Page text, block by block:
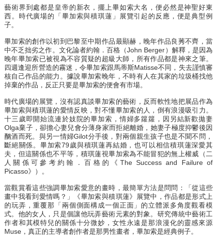
藝術界到處都是皇帝的新衣，擺上畢如索大名，便必然是神聖好東
西。時代廣場的「畢加索與積琪蓮」展覽引起的反應，便是典型例
子。
畢加索的創作以初到巴黎至中期作品最顯赫，晚年作品良莠不齊，當
中不乏拙劣之作。文化論者約翰．百格（John Berger）解釋，是因為
晚年畢加索已被視為不容質疑的超級大師，所有作品都是神來之筆。
四週逢迎所營造的霧迷，令畢加索跟馬蒂斯Matisse不同，失去謹慎審
核自己作品的能力。據說畢加索晚年，不時有人在其家的垃圾桶找他
掉棄的作品，反正只要是畢加索的便會有市場。
時代廣場的展覽，沒有認真談畢加索的藝術，反而軟性地把展品作為
畢加索與積琪蓮的愛情反映，對不懂畢加索的人，倒有浪漫吸引力。
十三歲即開始流連於妓院的畢加索，情婦多籮籮，因另結新歡拋妻
Olga棄子，卻擔心妻兒會分薄身家而拒絕離婚，她妻子極度抑鬱後因
酗酒而死。與另一情婦Gilot分手後，對兩個親生孩子也是不聞不問，
斷絕關係。畢加索79歲與積琪蓮再結婚，也可以相信積琪蓮深愛其
夫，但這關係也不平等，積琪蓮視畢加索為不能冒犯的無上權威（二
人關係可參考約翰．百格的《The Success and Failure of
Picasso》）。
當觀賞看這些強調畢加索愛意的畫時，最簡單方法是問問：「從這些
畫中我看到愛情嗎？」《畢加索與積琪蓮》展覽中，作品都是形式上
的玩弄，重覆那「兩個側面構成一個正面」的立體派多角度觀看模
式。他的女人，只是個讓他玩弄藝術元素的對象。研究傳統中藝術工
作者和其模特兒的關係十分微妙，女性永遠是那浪漫化的靈感來源
Muse，真正的主導者創作者是那男性畫者，畢加索是經典例子。